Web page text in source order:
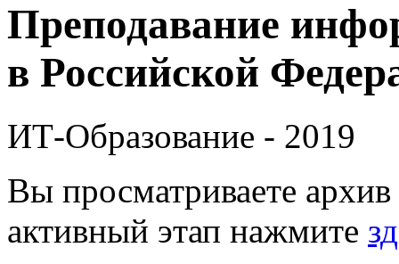
Преподавание
в Российской
ИТ-Образование - 2019
Вы просматриваете
активный этап нажмите